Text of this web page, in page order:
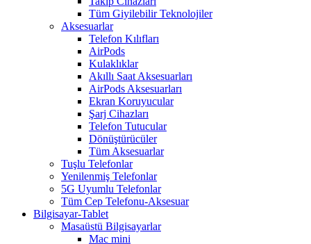
Tüm Giyilebilir Teknolojiler
Aksesuarlar
Telefon Kılıfları
AirPods
Kulaklıklar
Akıllı Saat Aksesuarları
AirPods Aksesuarları
Ekran Koruyucular
Şarj Cihazları
Telefon Tutucular
Dönüştürücüler
Tüm Aksesuarlar
Tuşlu Telefonlar
Yenilenmiş Telefonlar
5G Uyumlu Telefonlar
Tüm Cep Telefonu-Aksesuar
Bilgisayar-Tablet
Masaüstü Bilgisayarlar
Mac mini